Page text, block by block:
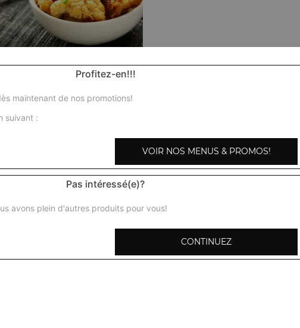
Poulet curry
aromatisés au gingembre et à l'ail + 1 potion de riz basmati
fraiche, épices + 1 potion de riz basmati
Poulet karai
poivrons verts, gingembre, coriandre, épices + 1 potion de riz basmati
Morceaux de poulet désossés marinés et cuits au four tandoor puis servis
Profitez-en!!!
maintenant de nos promotions!
suivant :
VOIR NOS MENUS & PROMOS!
Pas intéressé(e)?
avons plein d'autres produits pour vous!
CONTINUEZ